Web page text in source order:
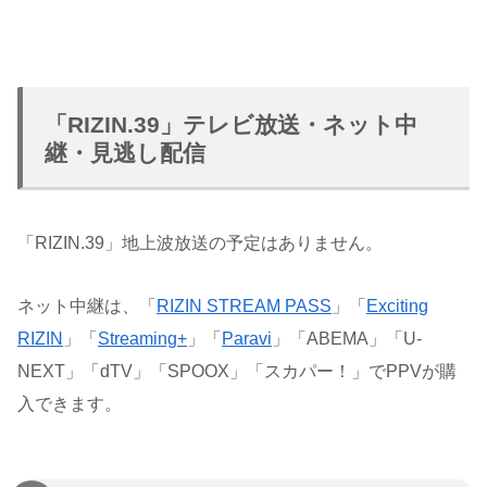
「RIZIN.39」テレビ放送・ネット中
継・見逃し配信
「RIZIN.39」地上波放送の予定はありません。
ネット中継は、「 RIZIN STREAM PASS 」「 Exciting
RIZIN 」「 Streaming+ 」「 Paravi 」「ABEMA」「U-
NEXT」「dTV」「SPOOX」「スカパー！」でPPVが購
入できます。